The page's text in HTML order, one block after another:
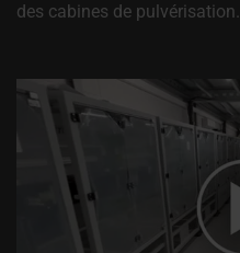
des cabines de pulvérisation.